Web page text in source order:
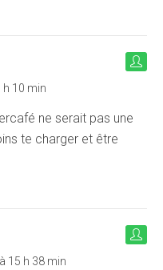
h 10 min
ne serait pas une
te charger et être
15 h 38 min